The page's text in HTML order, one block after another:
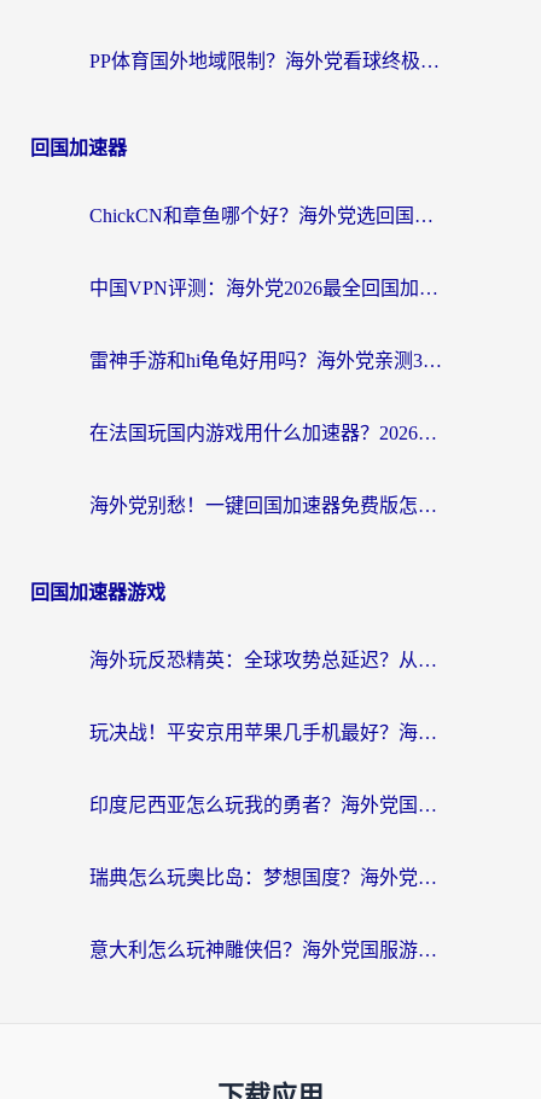
PP体育国外地域限制？海外党看球终极方案：从欧洲杯到奥运会，中文解说不卡顿！
回国加速器
ChickCN和章鱼哪个好？海外党选回国加速器的3个关键维度 + 实用避坑指南
中国VPN评测：海外党2026最全回国加速器选择指南，告别地区限制不踩坑
雷神手游和hi龟龟好用吗？海外党亲测3款回国加速器，教你选对国外到国内加速器
在法国玩国内游戏用什么加速器？2026实测解决延迟卡顿的实用指南
海外党别愁！一键回国加速器免费版怎么选？从踩坑到流畅访问的全攻略
回国加速器游戏
海外玩反恐精英：全球攻势总延迟？从瑞典玩神武4到外国玩黎明觉醒，选对加速器才是关键！
玩决战！平安京用苹果几手机最好？海外党必看的设备+加速器双攻略
印度尼西亚怎么玩我的勇者？海外党国服游戏加速避坑指南（附实况五行师解决方案）
瑞典怎么玩奥比岛：梦想国度？海外党亲测有效的国服游戏加速全攻略
意大利怎么玩神雕侠侣？海外党国服游戏加速终极指南（附欧洲玩王者王国保卫战4不卡技巧）